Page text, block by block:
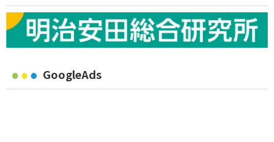
GoogleAds